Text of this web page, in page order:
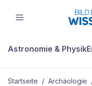
Astronomie & Physik
Startseite / Archäologie